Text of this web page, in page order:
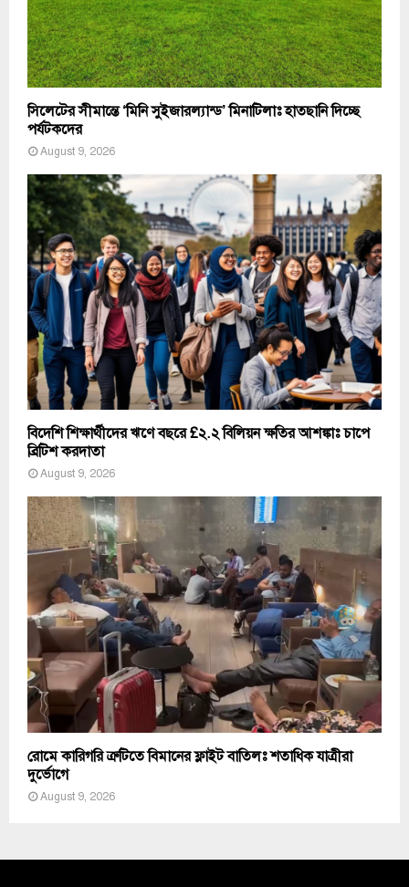
সিলেটের সীমান্তে ‘মিনি সুইজারল্যান্ড’ মিনাটিলাঃ হাতছানি দিচ্ছে
পর্যটকদের
August 9, 2026
বিদেশি শিক্ষার্থীদের ঋণে বছরে £২.২ বিলিয়ন ক্ষতির আশঙ্কাঃ চাপে
ব্রিটিশ করদাতা
August 9, 2026
রোমে কারিগরি ত্রুটিতে বিমানের ফ্লাইট বাতিলঃ শতাধিক যাত্রীরা
দুর্ভোগে
August 9, 2026